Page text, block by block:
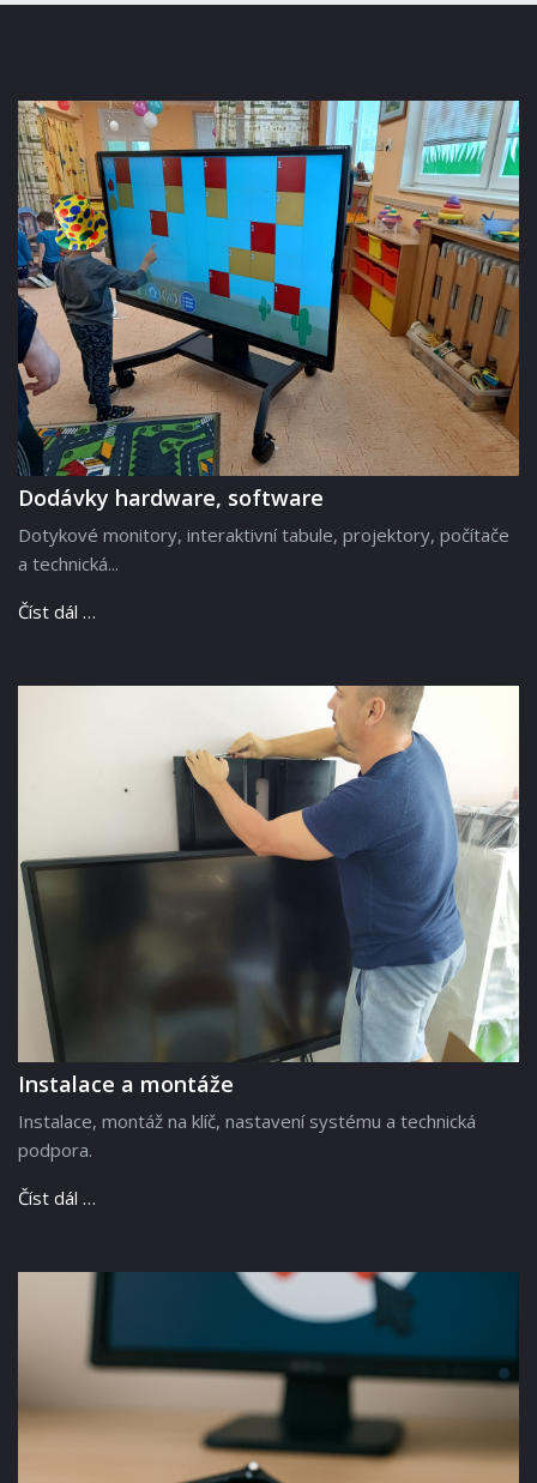
Dodávky hardware, software
Dotykové monitory, interaktivní tabule, projektory, počítače
a technická...
Číst dál …
Instalace a montáže
Instalace, montáž na klíč, nastavení systému a technická
podpora.
Číst dál …